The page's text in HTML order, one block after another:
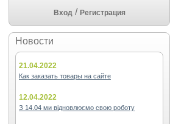
Вход / Регистрация
Новости
21.04.2022
Как заказать товары на сайте
12.04.2022
З 14.04 ми відновлюємо свою роботу